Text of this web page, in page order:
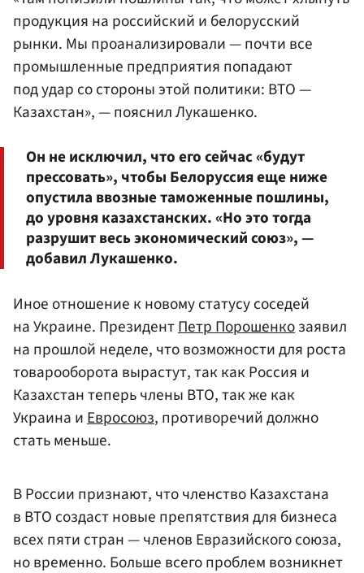
продукция на российский и белорусский
рынки. Мы проанализировали — почти все
промышленные предприятия попадают
под удар со стороны этой политики: ВТО —
Казахстан», — пояснил Лукашенко.
Он не исключил, что его сейчас «будут
прессовать», чтобы Белоруссия еще ниже
опустила ввозные таможенные пошлины,
до уровня казахстанских. «Но это тогда
разрушит весь экономический союз», —
добавил Лукашенко.
Иное отношение к новому статусу соседей
на Украине. ПрезидентПетр Порошенкозаявил
на прошлой неделе, что возможности для роста
товарооборота вырастут, так как Россия и
Казахстан теперь члены ВТО, так же как
Украина иЕвросоюз, противоречий должно
стать меньше.
В России признают, что членство Казахстана
в ВТО создаст новые препятствия для бизнеса
всех пяти стран — членов Евразийского союза,
но временно. Больше всего проблем возникнет